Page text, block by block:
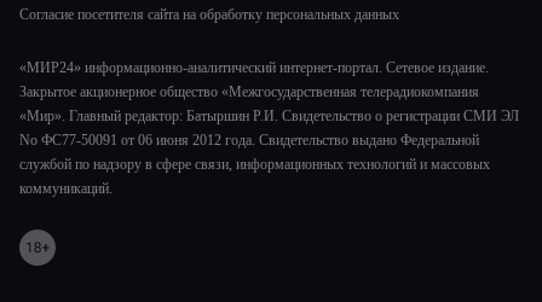
Согласие посетителя сайта на обработку персональных данных
«МИР24» информационно-аналитический интернет-портал. Сетевое издание.
Закрытое акционерное общество «Межгосударственная телерадиокомпания
«Мир». Главный редактор: Батыршин Р.И. Свидетельство о регистрации СМИ ЭЛ
No ФС77-50091 от 06 июня 2012 года. Свидетельство выдано Федеральной
службой по надзору в сфере связи, информационных технологий и массовых
коммуникаций.